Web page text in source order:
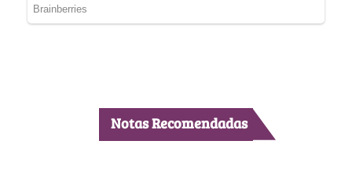
Notas Recomendadas